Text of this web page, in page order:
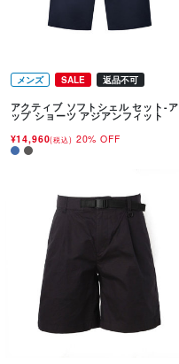
メンズ SALE 返品不可
アクティブ ソフトシェル セット-ア
ップ ショーツ アジアンフィット
¥14,960(税込) 20% OFF